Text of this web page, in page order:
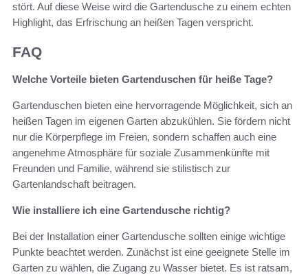
stört. Auf diese Weise wird die Gartendusche zu einem echten
Highlight, das Erfrischung an heißen Tagen verspricht.
FAQ
Welche Vorteile bieten Gartenduschen für heiße Tage?
Gartenduschen bieten eine hervorragende Möglichkeit, sich an
heißen Tagen im eigenen Garten abzukühlen. Sie fördern nicht
nur die Körperpflege im Freien, sondern schaffen auch eine
angenehme Atmosphäre für soziale Zusammenkünfte mit
Freunden und Familie, während sie stilistisch zur
Gartenlandschaft beitragen.
Wie installiere ich eine Gartendusche richtig?
Bei der Installation einer Gartendusche sollten einige wichtige
Punkte beachtet werden. Zunächst ist eine geeignete Stelle im
Garten zu wählen, die Zugang zu Wasser bietet. Es ist ratsam,